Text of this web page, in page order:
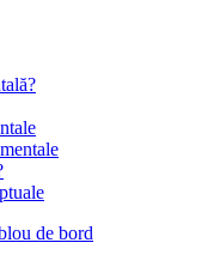
de bord